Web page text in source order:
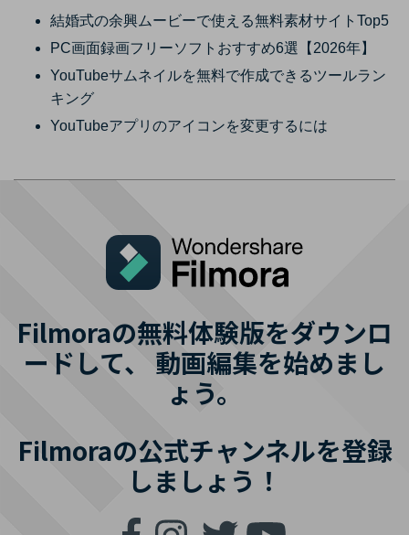
結婚式の余興ムービーで使える無料素材サイトTop5
PC画面録画フリーソフトおすすめ6選【2026年】
YouTubeサムネイルを無料で作成できるツールラン
キング
YouTubeアプリのアイコンを変更するには
Filmoraの無料体験版をダウンロ
ードして、 動画編集を始めまし
ょう。
Filmoraの公式チャンネルを登録
しましょう！